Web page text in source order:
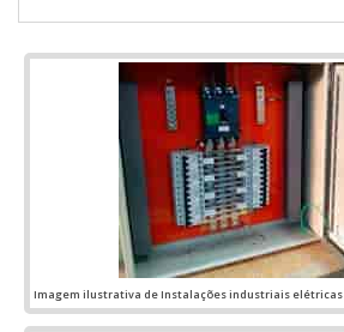
Imagem ilustrativa de Instalações industriais elétricas